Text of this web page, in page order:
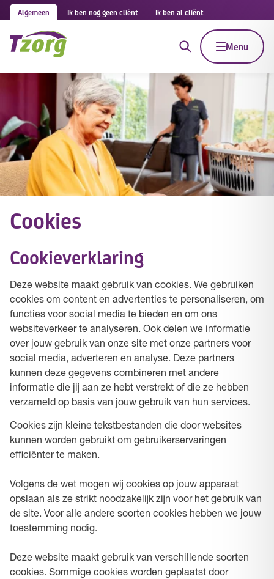
Algemeen Ik ben nog geen cliënt Ik ben al cliënt
Menu
Cookies
Cookieverklaring
Deze website maakt gebruik van cookies. We gebruiken
cookies om content en advertenties te personaliseren, om
functies voor social media te bieden en om ons
websiteverkeer te analyseren. Ook delen we informatie
over jouw gebruik van onze site met onze partners voor
social media, adverteren en analyse. Deze partners
kunnen deze gegevens combineren met andere
informatie die jij aan ze hebt verstrekt of die ze hebben
verzameld op basis van jouw gebruik van hun services.
Cookies zijn kleine tekstbestanden die door websites
kunnen worden gebruikt om gebruikerservaringen
efficiënter te maken.
Volgens de wet mogen wij cookies op jouw apparaat
opslaan als ze strikt noodzakelijk zijn voor het gebruik van
de site. Voor alle andere soorten cookies hebben we jouw
toestemming nodig.
Deze website maakt gebruik van verschillende soorten
cookies. Sommige cookies worden geplaatst door